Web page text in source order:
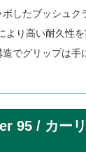
ボしたブッシュク
より高い耐久性を
造でグリップは手
95 / カー